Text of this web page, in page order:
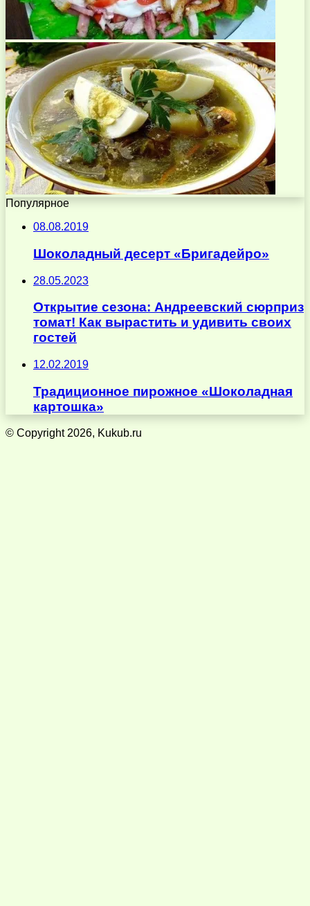
Популярное
08.08.2019
Шоколадный десерт «Бригадейро»
28.05.2023
Открытие сезона: Андреевский сюрприз
томат! Как вырастить и удивить своих
гостей
12.02.2019
Традиционное пирожное «Шоколадная
картошка»
© Copyright 2026, Kukub.ru